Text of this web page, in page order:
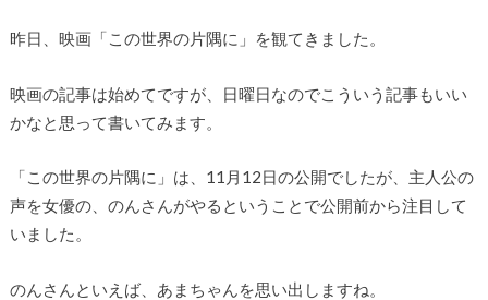
昨日、映画「この世界の片隅に」を観てきました。
映画の記事は始めてですが、日曜日なのでこういう記事もいい
かなと思って書いてみます。
「この世界の片隅に」は、11月12日の公開でしたが、主人公の
声を女優の、のんさんがやるということで公開前から注目して
いました。
のんさんといえば、あまちゃんを思い出しますね。